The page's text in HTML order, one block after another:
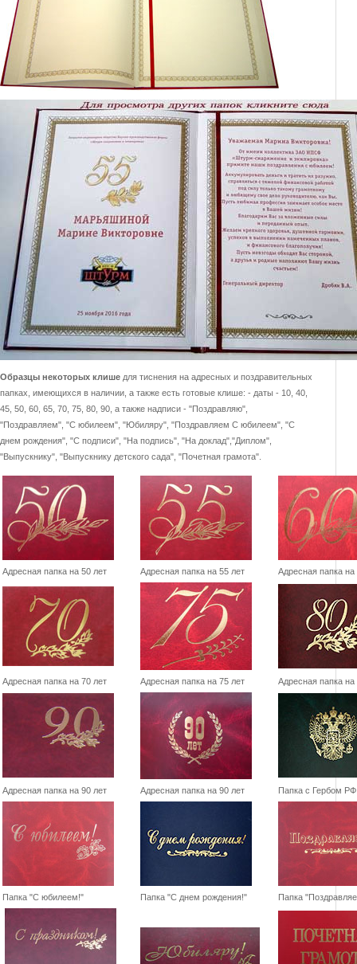
Образцы некоторых клише для тиснения на адресных и поздравительных
папках, имеющихся в наличии, а также есть готовые клише: - даты - 10, 40,
45, 50, 60, 65, 70, 75, 80, 90, а также надписи - "Поздравляю",
"Поздравляем", "С юбилеем", "Юбиляру", "Поздравляем С юбилеем", "С
днем рождения", "С подписи", "На подпись", "На доклад","Диплом",
"Выпускнику", "Выпускнику детского сада", "Почетная грамота".
Адресная папка на 50 лет Адресная папка на 55 лет Адресная папка на
Адресная папка на 70 лет Адресная папка на 75 лет Адресная папка на
Адресная папка на 90 лет Адресная папка на 90 лет Папка с Гербом РФ
Папка "С юбилеем!" Папка "С днем рождения!" Папка